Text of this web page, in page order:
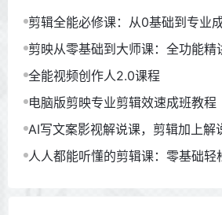
剪辑全能必修课：从0基础到专业
剪映从零基础到大师课：全功能精
全能视频创作人2.0课程
电脑版剪映专业剪辑效速成班教程
AI写文案影视解说课，剪辑加上解
人人都能听懂的剪辑课：零基础轻